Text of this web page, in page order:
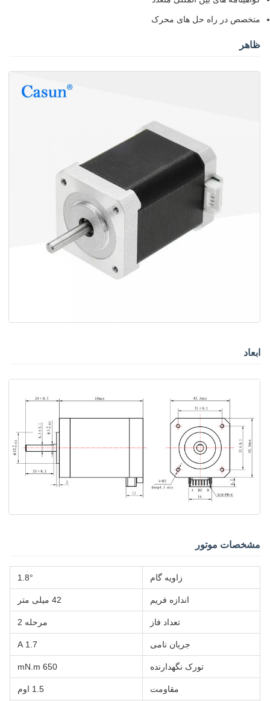
متخصص در راه حل های محرک
ظاهر
ابعاد
مشخصات موتور
زاویه گام 1.8°
اندازه فریم 42 میلی متر
تعداد فاز مرحله 2
جریان نامی 1.7 A
تورک نگهدارنده 650 mN.m
مقاومت 1.5 اوم